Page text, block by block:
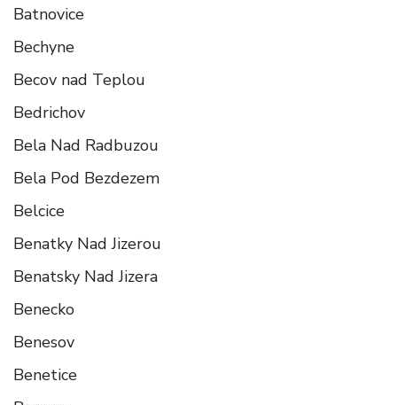
Batnovice
Bechyne
Becov nad Teplou
Bedrichov
Bela Nad Radbuzou
Bela Pod Bezdezem
Belcice
Benatky Nad Jizerou
Benatsky Nad Jizera
Benecko
Benesov
Benetice